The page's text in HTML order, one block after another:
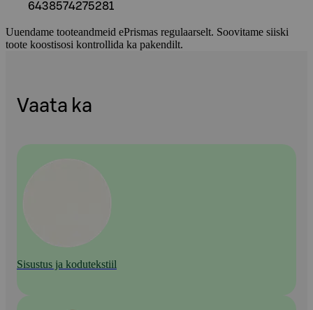
6438574275281
Uuendame tooteandmeid ePrismas regulaarselt. Soovitame siiski
toote koostisosi kontrollida ka pakendilt.
Vaata ka
Sisustus ja kodutekstiil